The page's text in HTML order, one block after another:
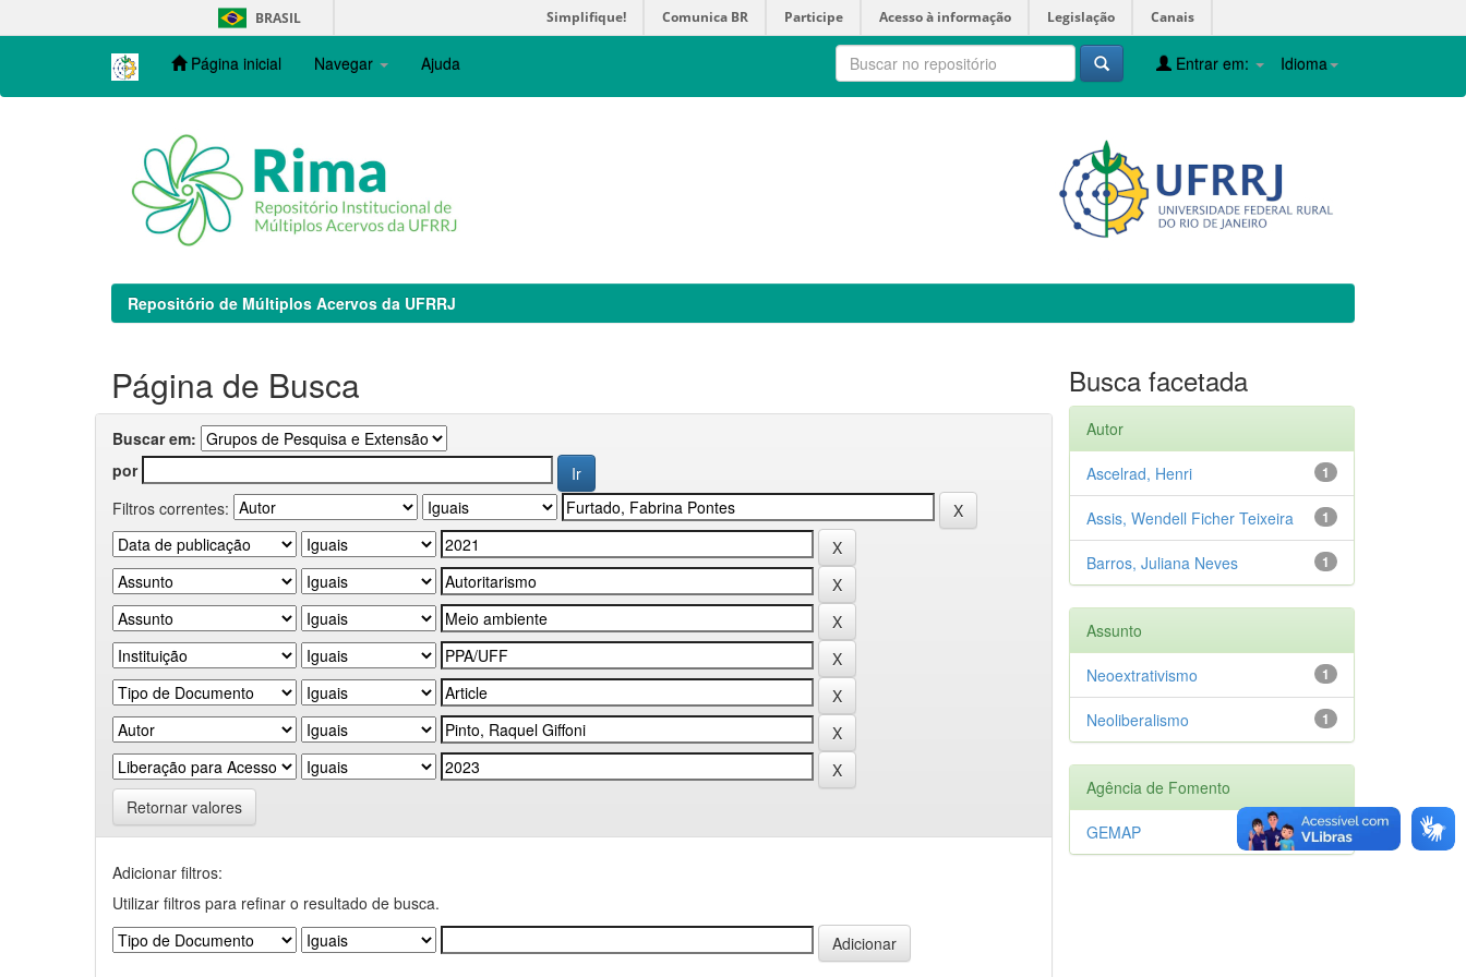
navigation
BRASIL Simplifique! Comunica BR Participe Acesso à informação Legislação Canais
Página inicial Navegar Ajuda Idioma
Entrar em:
Repositório de Múltiplos Acervos da UFRRJ
Página de Busca
Buscar em:
por
Filtros correntes:
Retornar valores
Adicionar filtros:
Utilizar filtros para refinar o resultado de busca.
Busca facetada
Autor
1
Ascelrad, Henri
1
Assis, Wendell Ficher Teixeira
1
Barros, Juliana Neves
Assunto
1
Neoextrativismo
1
Neoliberalismo
Agência de Fomento
1
GEMAP